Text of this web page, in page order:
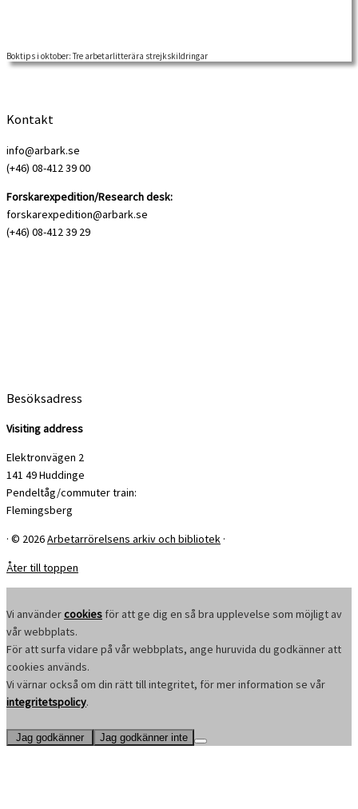
Boktips i oktober: Tre arbetarlitterära strejkskildringar
Kontakt
info@arbark.se
(+46) 08-412 39 00
Forskarexpedition/Research desk:
forskarexpedition@arbark.se
(+46) 08-412 39 29
Besöksadress
Visiting address
Elektronvägen 2
141 49 Huddinge
Pendeltåg/commuter train:
Flemingsberg
· © 2026Arbetarrörelsens arkiv och bibliotek ·
Åter till toppen
Vi användercookies för att ge dig en så bra upplevelse som möjligt av
vår webbplats.
För att surfa vidare på vår webbplats, ange huruvida du godkänner att
cookies används.
Vi värnar också om din rätt till integritet, för mer information se vår
integritetspolicy.
Jag godkänner Jag godkänner inte